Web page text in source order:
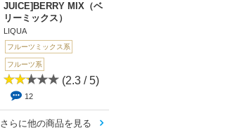
JUICE]BERRY MIX（ベ
リーミックス）
LIQUA
フルーツミックス系
フルーツ系
(2.3 / 5)
12
さらに他の商品を見る